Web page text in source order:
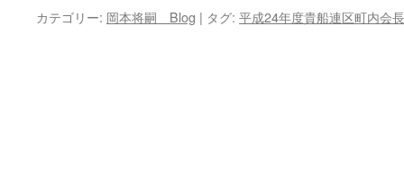
カテゴリー: 岡本将嗣 Blog | タグ: 平成24年度貴船連区町内会